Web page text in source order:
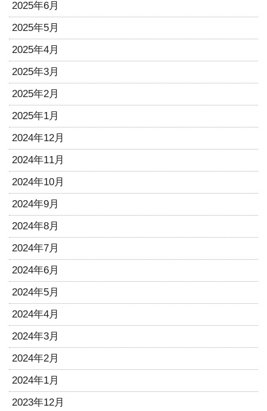
2025年6月
2025年5月
2025年4月
2025年3月
2025年2月
2025年1月
2024年12月
2024年11月
2024年10月
2024年9月
2024年8月
2024年7月
2024年6月
2024年5月
2024年4月
2024年3月
2024年2月
2024年1月
2023年12月